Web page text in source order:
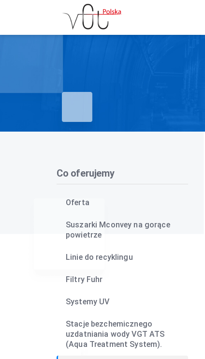
Co oferujemy
Oferta
Suszarki Mconvey na gorące
powietrze
Linie do recyklingu
Filtry Fuhr
Systemy UV
Stacje bezchemicznego
uzdatniania wody VGT ATS
(Aqua Treatment System).